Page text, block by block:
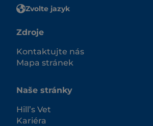
Zvolte jazyk
Zdroje
Kontaktujte nás
Mapa stránek
Naše stránky
Hill’s Vet
Kariéra